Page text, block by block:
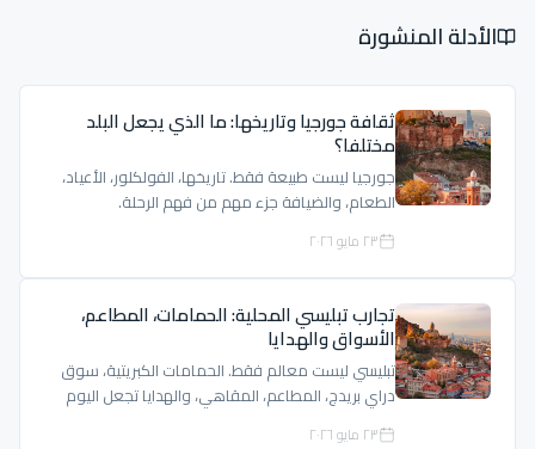
الأدلة المنشورة
ثقافة جورجيا وتاريخها: ما الذي يجعل البلد
مختلفا؟
جورجيا ليست طبيعة فقط. تاريخها، الفولكلور، الأعياد،
الطعام، والضيافة جزء مهم من فهم الرحلة.
٢٣ مايو ٢٠٢٦
تجارب تبليسي المحلية: الحمامات، المطاعم،
الأسواق والهدايا
تبليسي ليست معالم فقط. الحمامات الكبريتية، سوق
دراي بريدج، المطاعم، المقاهي، والهدايا تجعل اليوم
أكثر حياة.
٢٣ مايو ٢٠٢٦